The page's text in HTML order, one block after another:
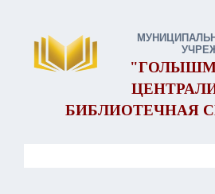
БИБЛИОТЕЧНАЯ